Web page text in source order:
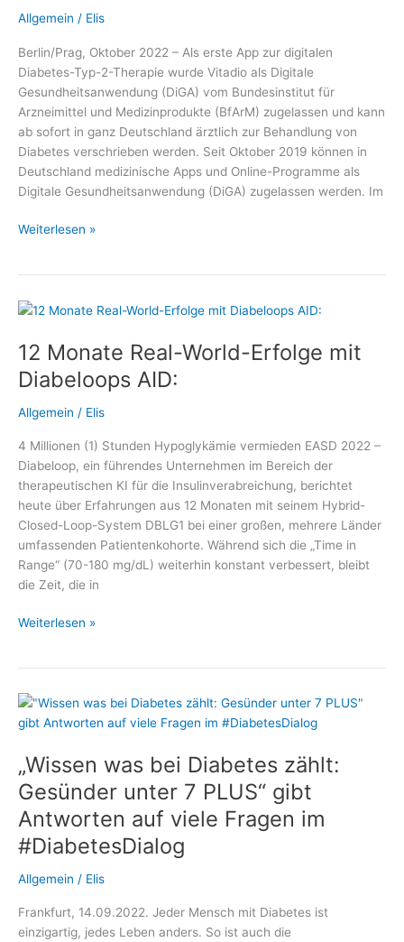
Allgemein / Elis
Berlin/Prag, Oktober 2022 – Als erste App zur digitalen
Diabetes-Typ-2-Therapie wurde Vitadio als Digitale
Gesundheitsanwendung (DiGA) vom Bundesinstitut für
Arzneimittel und Medizinprodukte (BfArM) zugelassen und kann
ab sofort in ganz Deutschland ärztlich zur Behandlung von
Diabetes verschrieben werden. Seit Oktober 2019 können in
Deutschland medizinische Apps und Online-Programme als
Digitale Gesundheitsanwendung (DiGA) zugelassen werden. Im
Diabetes-
Vitadio
sofort
als
Digitale
Gesundheitsanwendung
Weiterlesen »
12 Monate Real-World-Erfolge mit
Diabeloops AID:
Allgemein / Elis
4 Millionen (1) Stunden Hypoglykämie vermieden EASD 2022 –
Diabeloop, ein führendes Unternehmen im Bereich der
therapeutischen KI für die Insulinverabreichung, berichtet
heute über Erfahrungen aus 12 Monaten mit seinem Hybrid-
Closed-Loop-System DBLG1 bei einer großen, mehrere Länder
umfassenden Patientenkohorte. Während sich die „Time in
Range“ (70-180 mg/dL) weiterhin konstant verbessert, bleibt
die Zeit, die in
12
Erfolge
mit
AID:
Weiterlesen »
„Wissen was bei Diabetes zählt:
Gesünder unter 7 PLUS“ gibt
Antworten auf viele Fragen im
#DiabetesDialog
Allgemein / Elis
Frankfurt, 14.09.2022. Jeder Mensch mit Diabetes ist
einzigartig, jedes Leben anders. So ist auch die